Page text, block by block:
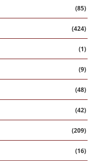
(85)
(424)
(1)
(9)
(48)
(42)
(209)
(16)